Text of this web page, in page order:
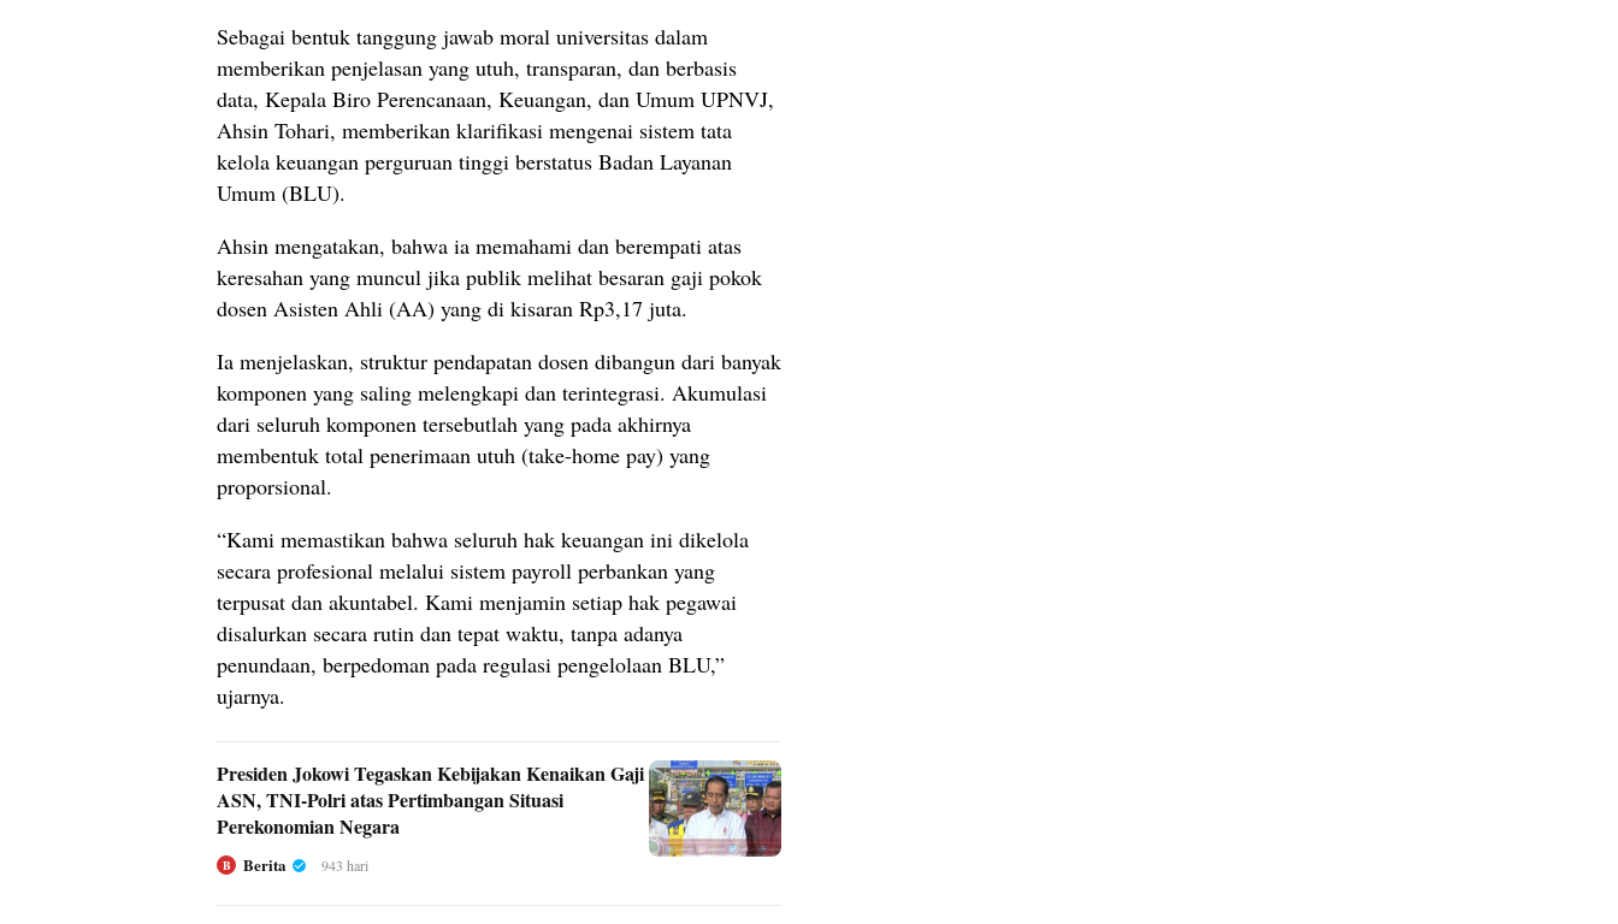
Sebagai bentuk tanggung jawab moral universitas dalam
memberikan penjelasan yang utuh, transparan, dan berbasis
data, Kepala Biro Perencanaan, Keuangan, dan Umum UPNVJ,
Ahsin Tohari, memberikan klarifikasi mengenai sistem tata
kelola keuangan perguruan tinggi berstatus Badan Layanan
Umum (BLU).
Ahsin mengatakan, bahwa ia memahami dan berempati atas
keresahan yang muncul jika publik melihat besaran gaji pokok
dosen Asisten Ahli (AA) yang di kisaran Rp3,17 juta.
Ia menjelaskan, struktur pendapatan dosen dibangun dari banyak
komponen yang saling melengkapi dan terintegrasi. Akumulasi
dari seluruh komponen tersebutlah yang pada akhirnya
membentuk total penerimaan utuh (take-home pay) yang
proporsional.
“Kami memastikan bahwa seluruh hak keuangan ini dikelola
secara profesional melalui sistem payroll perbankan yang
terpusat dan akuntabel. Kami menjamin setiap hak pegawai
disalurkan secara rutin dan tepat waktu, tanpa adanya
penundaan, berpedoman pada regulasi pengelolaan BLU,”
ujarnya.
Presiden Jokowi Tegaskan Kebijakan Kenaikan Gaji
ASN, TNI-Polri atas Pertimbangan Situasi
Perekonomian Negara
B Berita 943 hari